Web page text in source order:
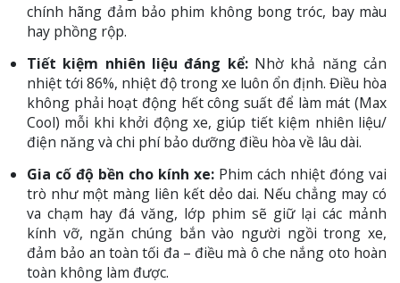
chính hãng đảm bảo phim không bong tróc, bay màu
hay phồng rộp.
Tiết kiệm nhiên liệu đáng kể:Nhờ khả năng cản
nhiệt tới 86%, nhiệt độ trong xe luôn ổn định. Điều hòa
không phải hoạt động hết công suất để làm mát (Max
Cool) mỗi khi khởi động xe, giúp tiết kiệm nhiên liệu/
điện năng và chi phí bảo dưỡng điều hòa về lâu dài.
Gia cố độ bền cho kính xe: Phim cách nhiệt đóng vai
trò như một màng liên kết dẻo dai. Nếu chẳng may có
va chạm hay đá văng, lớp phim sẽ giữ lại các mảnh
kính vỡ, ngăn chúng bắn vào người ngồi trong xe,
đảm bảo an toàn tối đa – điều mà ô che nắng oto hoàn
toàn không làm được.